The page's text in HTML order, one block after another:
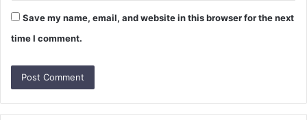
Save my name, email, and website in this browser for the next
time I comment.